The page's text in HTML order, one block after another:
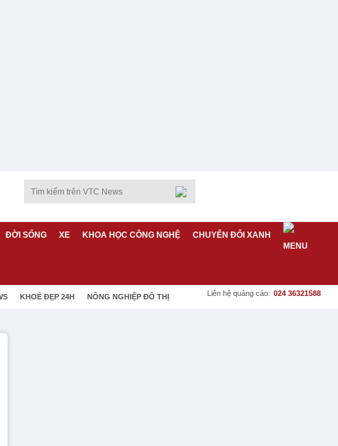
ĐỜI SỐNG XE KHOA HỌC CÔNG NGHỆ CHUYỂN ĐỔI XANH
KHOẺ ĐẸP 24H NÔNG NGHIỆP ĐÔ THỊ Liên hệ quảng cáo: 024 36321588